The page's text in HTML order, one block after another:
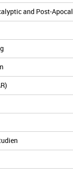
and Post-